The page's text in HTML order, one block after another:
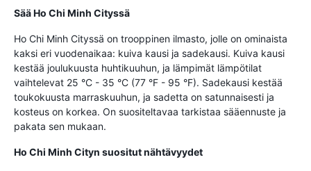
Sää Ho Chi Minh Cityssä
Ho Chi Minh Cityssä on trooppinen ilmasto, jolle on ominaista
kaksi eri vuodenaikaa: kuiva kausi ja sadekausi. Kuiva kausi
kestää joulukuusta huhtikuuhun, ja lämpimät lämpötilat
vaihtelevat 25 °C - 35 °C (77 °F - 95 °F). Sadekausi kestää
toukokuusta marraskuuhun, ja sadetta on satunnaisesti ja
kosteus on korkea. On suositeltavaa tarkistaa sääennuste ja
pakata sen mukaan.
Ho Chi Minh Cityn suositut nähtävyydet